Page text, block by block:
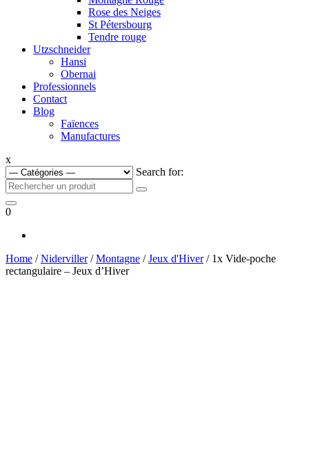
Rose des Neiges
St Pétersbourg
Tendre rouge
Utzschneider
Hansi
Obernai
Professionnels
Contact
Blog
Faïences
Manufactures
x
Search for:
0
Home /Niderviller/Montagne /Jeux d'Hiver/ 1x Vide-poche
rectangulaire – Jeux d’Hiver